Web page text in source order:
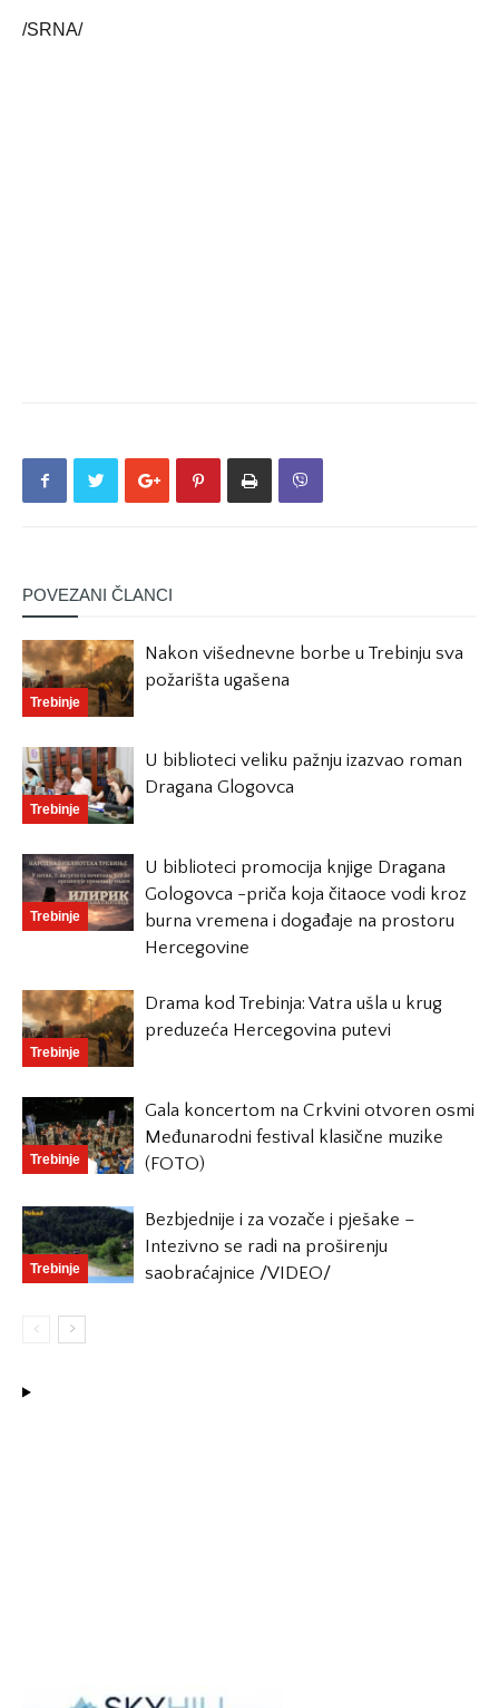
/SRNA/
POVEZANI ČLANCI
Trebinje
Nakon višednevne borbe u Trebinju sva
požarišta ugašena
Trebinje
U biblioteci veliku pažnju izazvao roman
Dragana Glogovca
Trebinje
U biblioteci promocija knjige Dragana
Gologovca -priča koja čitaoce vodi kroz
burna vremena i događaje na prostoru
Hercegovine
Trebinje
Drama kod Trebinja: Vatra ušla u krug
preduzeća Hercegovina putevi
Trebinje
Gala koncertom na Crkvini otvoren osmi
Međunarodni festival klasične muzike
(FOTO)
Trebinje
Bezbjednije i za vozače i pješake –
Intezivno se radi na proširenju
saobraćajnice /VIDEO/